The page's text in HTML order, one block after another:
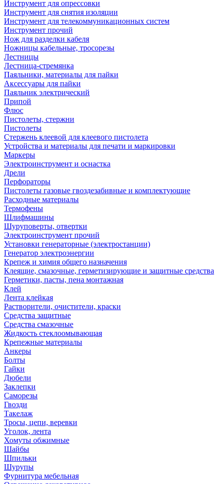
Инструмент для опрессовки
Инструмент для снятия изоляции
Инструмент для телекоммуникационных систем
Инструмент прочий
Нож для разделки кабеля
Ножницы кабельные, тросорезы
Лестницы
Лестница-стремянка
Паяльники, материалы для пайки
Аксессуары для пайки
Паяльник электрический
Припой
Флюс
Пистолеты, стержни
Пистолеты
Стержень клеевой для клеевого пистолета
Устройства и материалы для печати и маркировки
Маркеры
Электроинструмент и оснастка
Дрели
Перфораторы
Пистолеты газовые гвоздезабивные и комплектующие
Расходные материалы
Термофены
Шлифмашины
Шуруповерты, отвертки
Электроинструмент прочий
Установки генераторные (электростанции)
Генератор электроэнергии
Крепеж и химия общего назначения
Клеящие, смазочные, герметизирующие и защитные средства
Герметики, пасты, пена монтажная
Клей
Лента клейкая
Растворители, очистители, краски
Средства защитные
Средства смазочные
Жидкость стеклоомывающая
Крепежные материалы
Анкеры
Болты
Гайки
Дюбели
Заклепки
Саморезы
Гвозди
Такелаж
Тросы, цепи, веревки
Уголок, лента
Хомуты обжимные
Шайбы
Шпильки
Шурупы
Фурнитура мебельная